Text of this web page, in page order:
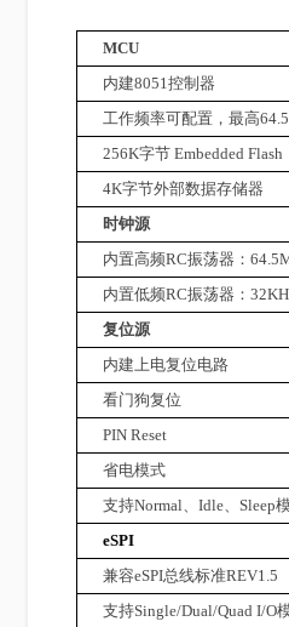
MCU
内建8051控制器
工作频率可配置，最高
256K字节 Embedded Flash
4K字节外部数据存储器
时钟源
内置高频RC振荡器：
内置低频RC振荡器：
复位源
内建上电复位电路
看门狗复位
PIN Reset
省电模式
支持Normal、 Idle、 Sleep
eSPI
兼容eSPI总线标准REV1.5
支持Single/Dual/Quad I/O